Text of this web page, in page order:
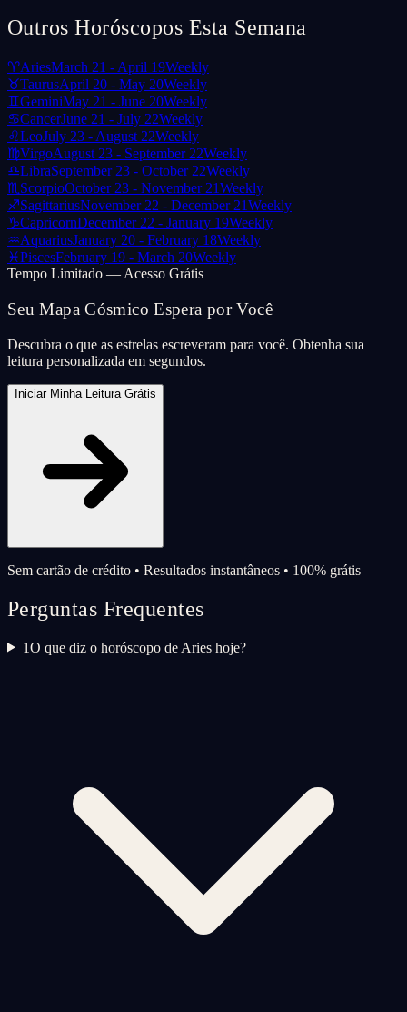
Outros Horóscopos Esta Semana
♈AriesMarch 21 - April 19Weekly
♉TaurusApril 20 - May 20Weekly
♊GeminiMay 21 - June 20Weekly
♋CancerJune 21 - July 22Weekly
♌LeoJuly 23 - August 22Weekly
♍VirgoAugust 23 - September 22Weekly
♎LibraSeptember 23 - October 22Weekly
♏ ScorpioOctober 23 - November 21Weekly
♐SagittariusNovember 22 - December 21Weekly
♑CapricornDecember 22 - January 19Weekly
♒AquariusJanuary 20 - February 18Weekly
♓PiscesFebruary 19 - March 20Weekly
Tempo Limitado — Acesso Grátis
Seu Mapa Cósmico Espera por Você
Descubra o que as estrelas escreveram para você. Obtenha sua
leitura personalizada em segundos.
Iniciar Minha Leitura Grátis
Sem cartão de crédito • Resultados instantâneos • 100% grátis
Perguntas Frequentes
1O que diz o horóscopo de Aries hoje?